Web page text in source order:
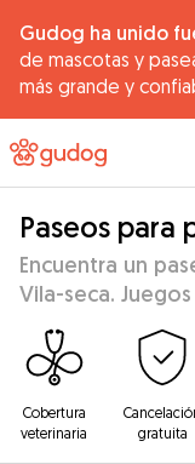
Gudog ha unido
de mascotas y
más grande y
Paseos para
Encuentra un
Vila-seca.
Cobertura
veterinaria
gratuita